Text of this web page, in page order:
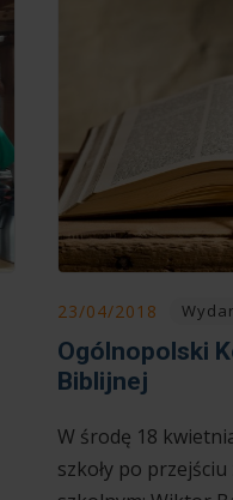
23/04/2018
Ogólnopolski
Biblijnej
W środę 18
szkoły po